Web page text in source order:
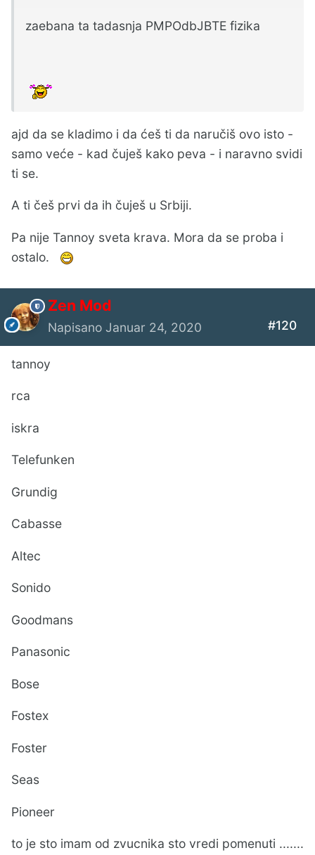
zaebana ta tadasnja PMPOdbJBTE fizika
ajd da se kladimo i da ćeš ti da naručiš ovo isto -
samo veće - kad čuješ kako peva - i naravno svidi
ti se.
A ti češ prvi da ih čuješ u Srbiji.
Pa nije Tannoy sveta krava. Mora da se proba i
ostalo.
Zen Mod
Napisano Januar 24, 2020 #120
tannoy
rca
iskra
Telefunken
Grundig
Cabasse
Altec
Sonido
Goodmans
Panasonic
Bose
Fostex
Foster
Seas
Pioneer
to je sto imam od zvucnika sto vredi pomenuti .......